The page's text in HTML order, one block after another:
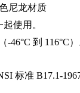
尼龙材质
使用。
-46°C 到 116°C）
标准 B17.1-